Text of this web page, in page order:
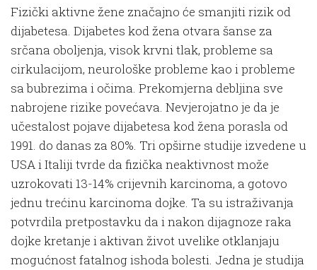
Fizički aktivne žene značajno će smanjiti rizik od
dijabetesa. Dijabetes kod žena otvara šanse za
srčana oboljenja, visok krvni tlak, probleme sa
cirkulacijom, neurološke probleme kao i probleme
sa bubrezima i očima. Prekomjerna debljina sve
nabrojene rizike povećava. Nevjerojatno je da je
učestalost pojave dijabetesa kod žena porasla od
1991. do danas za 80%. Tri opširne studije izvedene u
USA i Italiji tvrde da fizička neaktivnost može
uzrokovati 13-14% crijevnih karcinoma, a gotovo
jednu trećinu karcinoma dojke. Ta su istraživanja
potvrdila pretpostavku da i nakon dijagnoze raka
dojke kretanje i aktivan život uvelike otklanjaju
mogućnost fatalnog ishoda bolesti. Jedna je studija